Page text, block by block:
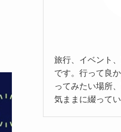
旅行、イベント
です。行って良
ってみたい場所
気ままに綴ってい